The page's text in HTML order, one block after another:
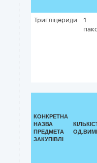
Тригліцериди
1
КОНКРЕТНА
НАЗВА
ПРЕДМЕТА
ЗАКУПІВЛІ